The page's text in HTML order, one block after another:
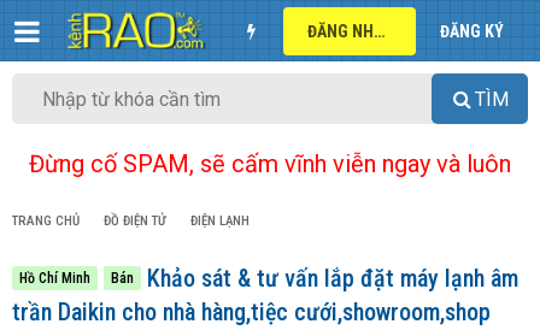
ĐĂNG NHẬP ĐĂNG KÝ
TÌM
Đừng cố SPAM, sẽ cấm vĩnh viễn ngay và luôn
TRANG CHỦ ĐỒ ĐIỆN TỬ ĐIỆN LẠNH
Hồ Chí Minh Bán
Khảo sát & tư vấn lắp đặt máy lạnh âm
trần Daikin cho nhà hàng,tiệc cưới,showroom,shop